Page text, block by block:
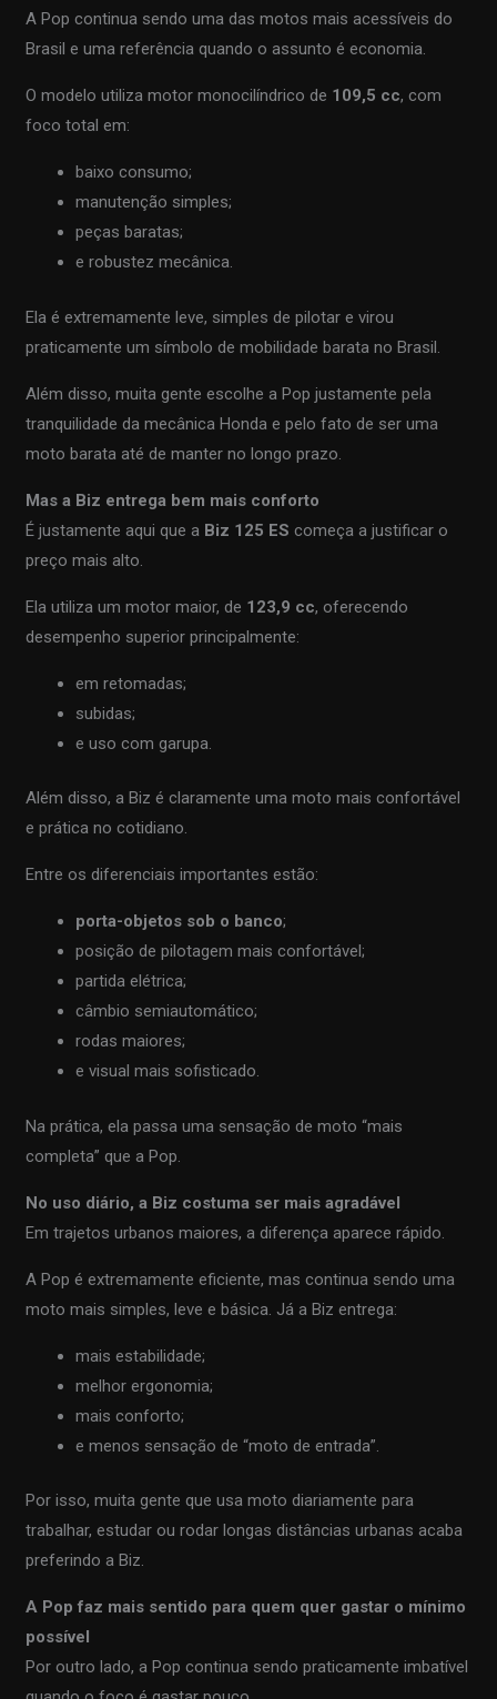
A Pop continua sendo uma das motos mais acessíveis do
Brasil e uma referência quando o assunto é economia.
O modelo utiliza motor monocilíndrico de 109,5 cc, com
foco total em:
baixo consumo;
manutenção simples;
peças baratas;
e robustez mecânica.
Ela é extremamente leve, simples de pilotar e virou
praticamente um símbolo de mobilidade barata no Brasil.
Além disso, muita gente escolhe a Pop justamente pela
tranquilidade da mecânica Honda e pelo fato de ser uma
moto barata até de manter no longo prazo.
Mas a Biz entrega bem mais conforto
É justamente aqui que a Biz 125 ES começa a justificar o
preço mais alto.
Ela utiliza um motor maior, de 123,9 cc, oferecendo
desempenho superior principalmente:
em retomadas;
subidas;
e uso com garupa.
Além disso, a Biz é claramente uma moto mais confortável
e prática no cotidiano.
Entre os diferenciais importantes estão:
porta-objetos sob o banco;
posição de pilotagem mais confortável;
partida elétrica;
câmbio semiautomático;
rodas maiores;
e visual mais sofisticado.
Na prática, ela passa uma sensação de moto “mais
completa” que a Pop.
No uso diário, a Biz costuma ser mais agradável
Em trajetos urbanos maiores, a diferença aparece rápido.
A Pop é extremamente eficiente, mas continua sendo uma
moto mais simples, leve e básica. Já a Biz entrega:
mais estabilidade;
melhor ergonomia;
mais conforto;
e menos sensação de “moto de entrada”.
Por isso, muita gente que usa moto diariamente para
trabalhar, estudar ou rodar longas distâncias urbanas acaba
preferindo a Biz.
A Pop faz mais sentido para quem quer gastar o mínimo
possível
Por outro lado, a Pop continua sendo praticamente imbatível